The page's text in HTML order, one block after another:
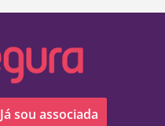
Já sou associada